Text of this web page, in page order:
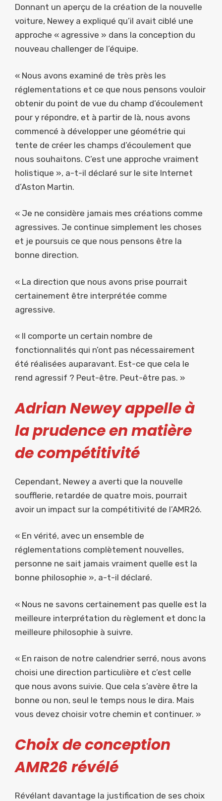
Donnant un aperçu de la création de la nouvelle
voiture, Newey a expliqué qu’il avait ciblé une
approche « agressive » dans la conception du
nouveau challenger de l’équipe.
« Nous avons examiné de très près les
réglementations et ce que nous pensons vouloir
obtenir du point de vue du champ d’écoulement
pour y répondre, et à partir de là, nous avons
commencé à développer une géométrie qui
tente de créer les champs d’écoulement que
nous souhaitons. C’est une approche vraiment
holistique », a-t-il déclaré sur le site Internet
d’Aston Martin.
« Je ne considère jamais mes créations comme
agressives. Je continue simplement les choses
et je poursuis ce que nous pensons être la
bonne direction.
« La direction que nous avons prise pourrait
certainement être interprétée comme
agressive.
« Il comporte un certain nombre de
fonctionnalités qui n’ont pas nécessairement
été réalisées auparavant. Est-ce que cela le
rend agressif ? Peut-être. Peut-être pas. »
Adrian Newey appelle à
la prudence en matière
de compétitivité
Cependant, Newey a averti que la nouvelle
soufflerie, retardée de quatre mois, pourrait
avoir un impact sur la compétitivité de l’AMR26.
« En vérité, avec un ensemble de
réglementations complètement nouvelles,
personne ne sait jamais vraiment quelle est la
bonne philosophie », a-t-il déclaré.
« Nous ne savons certainement pas quelle est la
meilleure interprétation du règlement et donc la
meilleure philosophie à suivre.
« En raison de notre calendrier serré, nous avons
choisi une direction particulière et c’est celle
que nous avons suivie. Que cela s’avère être la
bonne ou non, seul le temps nous le dira. Mais
vous devez choisir votre chemin et continuer. »
Choix de conception
AMR26révélé
Révélant davantage la justification de ses choix